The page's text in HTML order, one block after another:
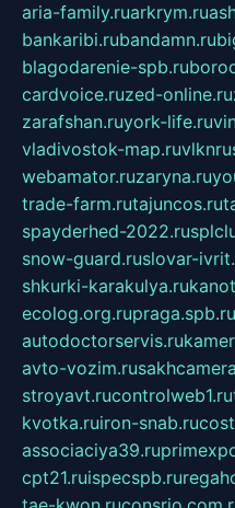
aria-family.ruarkrym.ru
bankaribi.rubandamn.ru
blagodarenie-spb.ru
cardvoice.ruzed-online.ru
zarafshan.ruyork-life.ru
vladivostok-map.ru
webamator.ruzaryna.ru
trade-farm.rutajuncos.ru
spayderhed-2022.ru
snow-guard.ruslovar-
shkurki-karakulya.ru
ecolog.org.rupraga.spb.ru
autodoctorservis.ru
avto-vozim.ru
stroyavt.rucontrolweb1.ru
kvotka.ruiron-snab.ru
associaciya39.ru
cpt21.ruispecspb.ru